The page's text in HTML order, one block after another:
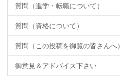
質問（進学・転職について）
質問（資格について）
質問（この投稿を御覧の皆さんへ）
御意見＆アドバイス下さい